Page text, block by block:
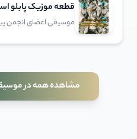
قطعه موزیک پابلو
موسیقی اعضای انجمن
مشاهده همه در